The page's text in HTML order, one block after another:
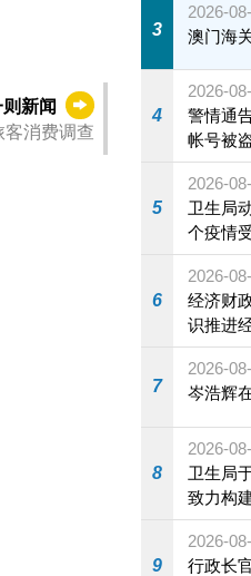
新闻
消费调查
3
2026-
澳门海
4
2026-
警情通
帐号被
5
2026-
卫生局
个疫情
施
6
2026-
经济财
识推进
7
2026-
岑浩辉
8
2026-
卫生局
致力构
9
2026-
行政长